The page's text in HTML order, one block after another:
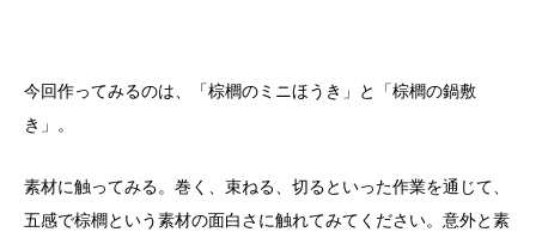
今回作ってみるのは、「棕櫚のミニほうき」と「棕櫚の鍋敷
き」。
素材に触ってみる。巻く、束ねる、切るといった作業を通じて、
五感で棕櫚という素材の面白さに触れてみてください。意外と素